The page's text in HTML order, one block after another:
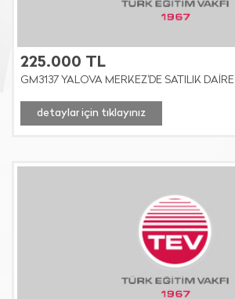
225.000 TL
GM3137 YALOVA MERKEZ'DE SATILIK DAİRE
detaylar için tıklayınız